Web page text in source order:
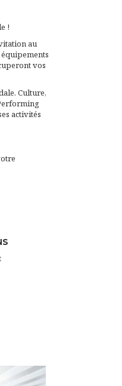
!
au
vos
Culture,
activités